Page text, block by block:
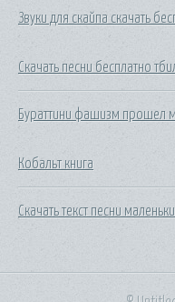
Звуки для скайпа скачать
Скачать песни бесплатно
Бураттини фашизм прошел
Кобальт книга
Скачать текст песни